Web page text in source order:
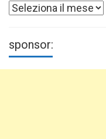
Archivi
sponsor: